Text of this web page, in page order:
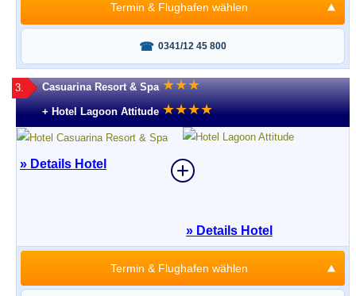
0341/12 45 800
Termin & Flughafen wählen
3. Casuarina Resort & Spa ★★★
+ Hotel Lagoon Attitude ★★★★
» Details Hotel
» Details Hotel
Termin & Flughafen wählen